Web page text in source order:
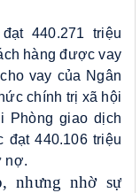
440.271 triệu
hàng được vay
vay của Ngân
chính trị xã hội
Phòng giao dịch
đạt 440.106 triệu
nợ.
nhưng nhờ sự